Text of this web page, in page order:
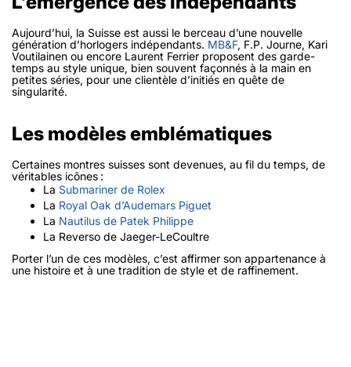
Aujourd’hui, la Suisse est aussi le berceau d’une nouvelle
génération d’horlogers indépendants. MB&F, F.P. Journe, Kari
Voutilainen ou encore Laurent Ferrier proposent des garde-
temps au style unique, bien souvent façonnés à la main en
petites séries, pour une clientèle d’initiés en quête de
singularité.
Les modèles emblématiques
Certaines montres suisses sont devenues, au fil du temps, de
véritables icônes :
La Submariner de Rolex
La Royal Oak d’Audemars Piguet
La Nautilus de Patek Philippe
La Reverso de Jaeger-LeCoultre
Porter l’un de ces modèles, c’est affirmer son appartenance à
une histoire et à une tradition de style et de raffinement.